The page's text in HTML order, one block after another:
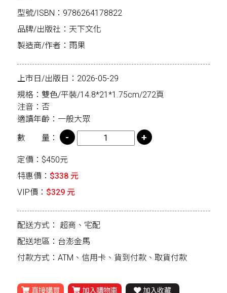
型號/ISBN：9786264178822
品牌/出版社：天下文化
製造商/作者：雨果
上市日/出版日：2026-05-29
規格：雙色/平裝/14.8*21*1.75cm/272頁
注音：否
適讀年齡：一般大眾
數 量：
定價：$450元
特惠價： $338 元
VIP價： $329 元
配送方式： 超商、宅配
配送地區：台澎金馬
付款方式：ATM、信用卡、貨到付款、取貨付款
直接購買 加入購物車 加入收藏